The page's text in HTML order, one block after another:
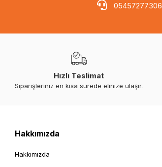
05457277306
Hızlı Teslimat
Siparişleriniz en kısa sürede elinize ulaşır.
Hakkımızda
Hakkımızda